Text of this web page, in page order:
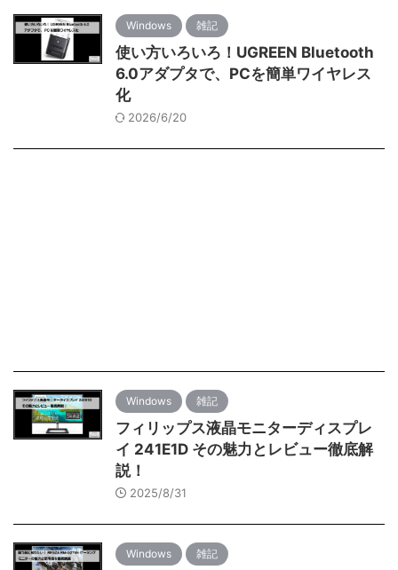
Windows 雑記
使い方いろいろ！UGREEN Bluetooth
6.0アダプタで、PCを簡単ワイヤレス
化
2026/6/20
Windows 雑記
フィリップス液晶モニターディスプレ
イ 241E1D その魅力とレビュー徹底解
説！
2025/8/31
Windows 雑記